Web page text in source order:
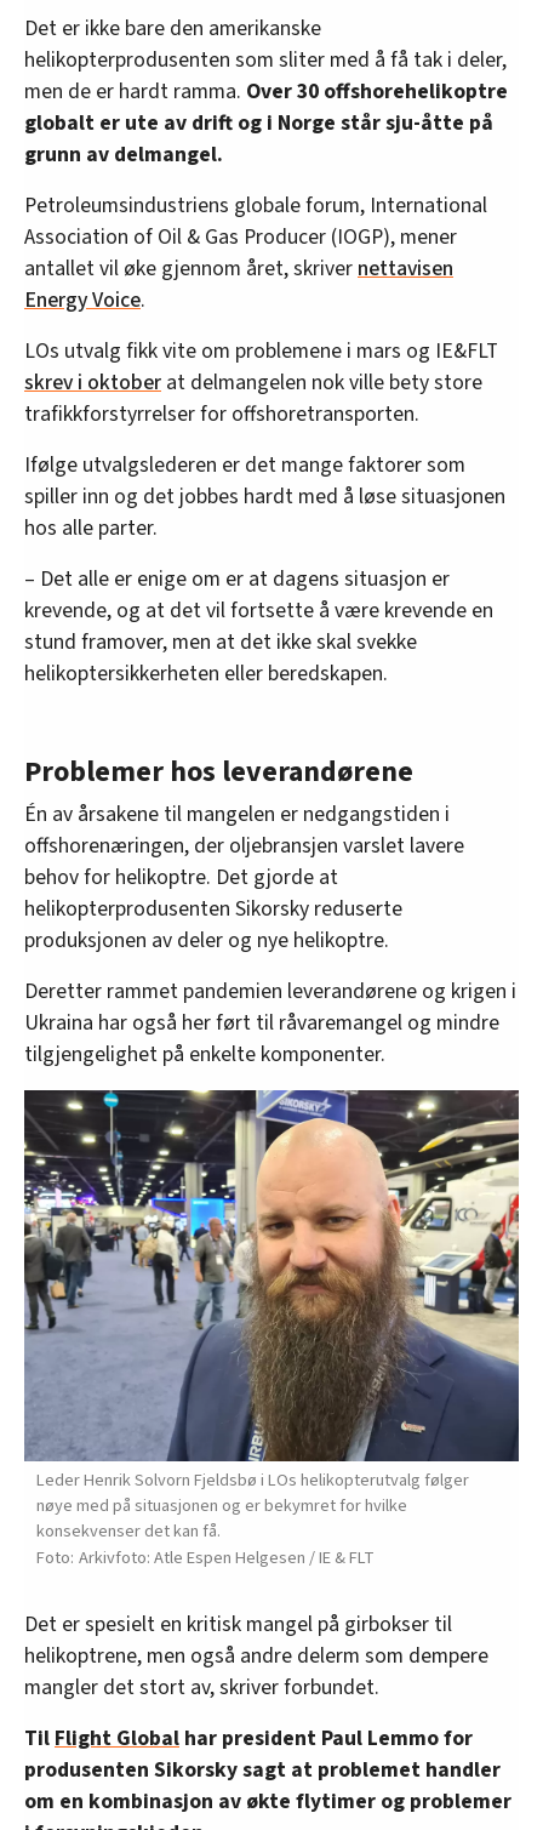
Det er ikke bare den amerikanske
helikopterprodusenten som sliter med å få tak i deler,
men de er hardt ramma. Over 30 offshorehelikoptre
globalt er ute av drift og i Norge står sju-åtte på
grunn av delmangel.
Petroleumsindustriens globale forum, International
Association of Oil & Gas Producer (IOGP), mener
antallet vil øke gjennom året, skriver nettavisen
Energy Voice.
LOs utvalg fikk vite om problemene i mars og IE&FLT
skrev i oktober at delmangelen nok ville bety store
trafikkforstyrrelser for offshoretransporten.
Ifølge utvalgslederen er det mange faktorer som
spiller inn og det jobbes hardt med å løse situasjonen
hos alle parter.
– Det alle er enige om er at dagens situasjon er
krevende, og at det vil fortsette å være krevende en
stund framover, men at det ikke skal svekke
helikoptersikkerheten eller beredskapen.
Problemer hos leverandørene
Én av årsakene til mangelen er nedgangstiden i
offshorenæringen, der oljebransjen varslet lavere
behov for helikoptre. Det gjorde at
helikopterprodusenten Sikorsky reduserte
produksjonen av deler og nye helikoptre.
Deretter rammet pandemien leverandørene og krigen i
Ukraina har også her ført til råvaremangel og mindre
tilgjengelighet på enkelte komponenter.
Leder Henrik Solvorn Fjeldsbø i LOs helikopterutvalg følger
nøye med på situasjonen og er bekymret for hvilke
konsekvenser det kan få.
Arkivfoto: Atle Espen Helgesen / IE & FLT
Det er spesielt en kritisk mangel på girbokser til
helikoptrene, men også andre delerm som dempere
mangler det stort av, skriver forbundet.
Til Flight Global har president Paul Lemmo for
produsenten Sikorsky sagt at problemet handler
om en kombinasjon av økte flytimer og problemer